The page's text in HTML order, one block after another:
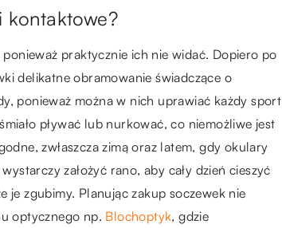
kontaktowe?
praktycznie ich nie widać. Dopiero po
delikatne obramowanie świadczące o
ponieważ można w nich uprawiać każdy sport
pływać lub nurkować, co niemożliwe jest
zwłaszcza zimą oraz latem, gdy okulary
założyć rano, aby cały dzień cieszyć
je zgubimy. Planując zakup soczewek nie
optycznego np. Blochoptyk, gdzie